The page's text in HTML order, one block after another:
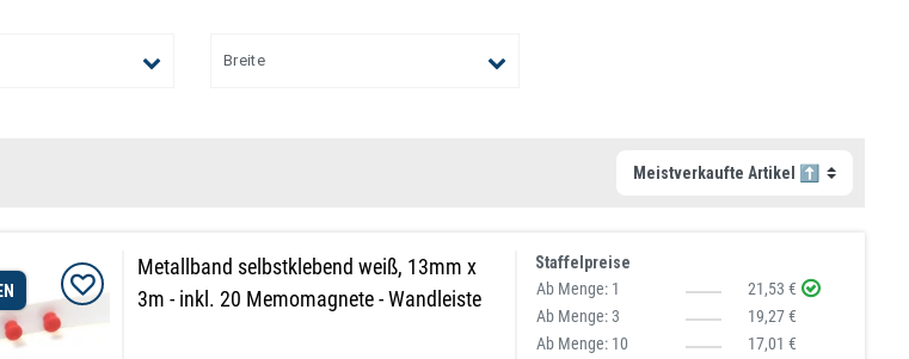
Breite
Metallband selbstklebend weiß, 13mm x
3m - inkl. 20 Memomagnete - Wandleiste
Staffelpreise
Ab Menge: 1
21,53 €
Ab Menge:3
19,27 €
Ab Menge: 10
17,01 €